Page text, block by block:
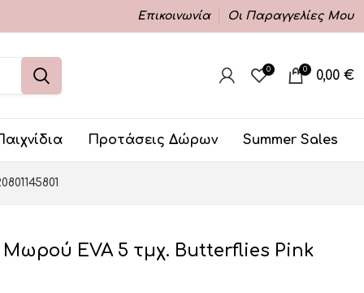
Επικοινωνία Οι Παραγγελίες Μου
0 0 0,00 €
Προτάσεις Δώρων Summer Sales
EVA 5 τμχ. Butterflies Pink